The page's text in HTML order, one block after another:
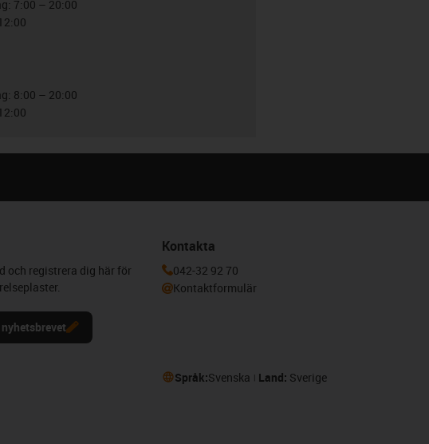
7:00 – 20:00
8:00 – 20:00
och registrera dig här för
Kontakta
042-32 92 70
Kontaktformulär
Språk:Svenska Land: Sverige